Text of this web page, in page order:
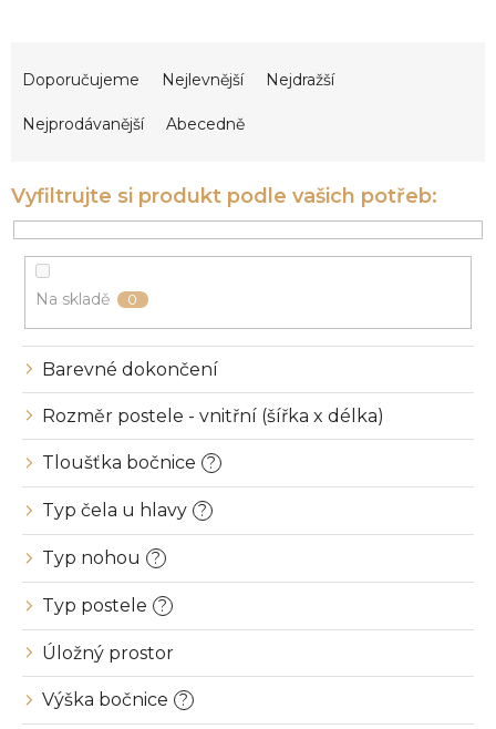
p
r
o
Doporučujeme Nejlevnější Nejdražší
Nejprodávanější Abecedně
Na skladě 0
Barevné dokončení
Rozměr postele - vnitřní (šířka x délka)
Tloušťka bočnice ?
Typ čela u hlavy ?
Typ nohou ?
Typ postele ?
Úložný prostor
Výška bočnice ?